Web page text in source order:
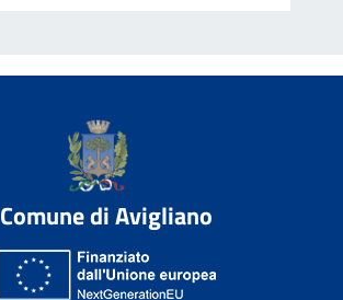
Comune di Avigliano